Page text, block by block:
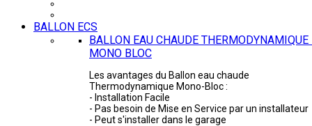
BALLON ECS
BALLON EAU CHAUDE THERMODYNAMIQUE
MONO BLOC
Les avantages du Ballon eau chaude
Thermodynamique Mono-Bloc :
- Installation Facile
- Pas besoin de Mise en Service par un installateur
- Peut s'installer dans le garage